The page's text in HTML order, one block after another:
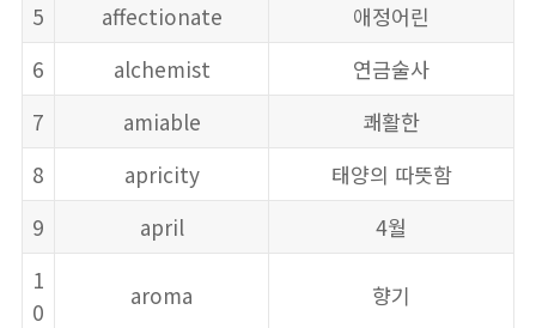
5
affectionate
애정어린
6
alchemist
연금술사
7
amiable
쾌활한
8
apricity
태양의 따뜻함
9
april
4월
1
0
aroma 향기